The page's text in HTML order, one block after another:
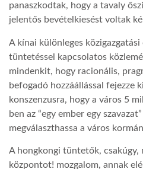
panaszkodtak, hogy a tavaly
jelentős bevételkiesést voltak
A kínai különleges
tüntetéssel kapcsolatos
mindenkit, hogy racionális,
befogadó hozzáállással fejezze
konszenzusra, hogy a város 5
ben az “egy ember egy
megválaszthassa a város
A hongkongi tüntetők, csakúgy,
központot! mozgalom, annak